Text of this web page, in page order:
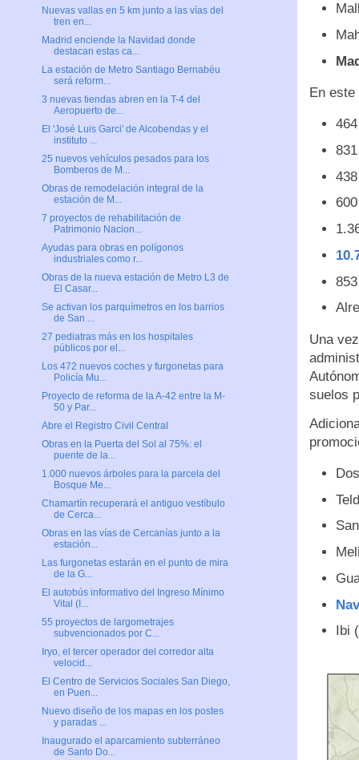
En
Una
suelos
Ibi
Nuevas vallas en 5 km junto a las vías del
tren en...
Madrid enciende la Navidad donde
destacan estas ca...
La estación de Metro Santiago Bernabéu
será reform...
3 nuevas tiendas abren en la T-4 del
Aeropuerto de...
El 'José Luis Garci' de Alcobendas y el
instituto ...
25 nuevos vehículos pesados para los
Bomberos de M...
Obras de remodelación integral de la
estación de M...
7 proyectos de rehabilitación de
Patrimonio Nacion...
Ayudas para obras en polígonos
industriales como r...
Obras de la nueva estación de Metro L3 de
El Casar...
Se activan los parquímetros en los barrios
de San ...
27 pediatras más en los hospitales
públicos por el...
Los 472 nuevos coches y furgonetas para
Policía Mu...
Proyecto de reforma de la A-42 entre la M-
50 y Par...
Abre el Registro Civil Central
Obras en la Puerta del Sol al 75%: el
puente de la...
1.000 nuevos árboles para la parcela del
Bosque Me...
Chamartín recuperará el antiguo vestíbulo
de Cerca...
Obras en las vías de Cercanías junto a la
estación...
Las furgonetas estarán en el punto de mira
de la G...
El autobús informativo del Ingreso Mínimo
Vital (I...
55 proyectos de largometrajes
subvencionados por C...
Iryo, el tercer operador del corredor alta
velocid...
El Centro de Servicios Sociales San Diego,
en Puen...
Nuevo diseño de los mapas en los postes
y paradas ...
Inaugurado el aparcamiento subterráneo
de Santo Do...